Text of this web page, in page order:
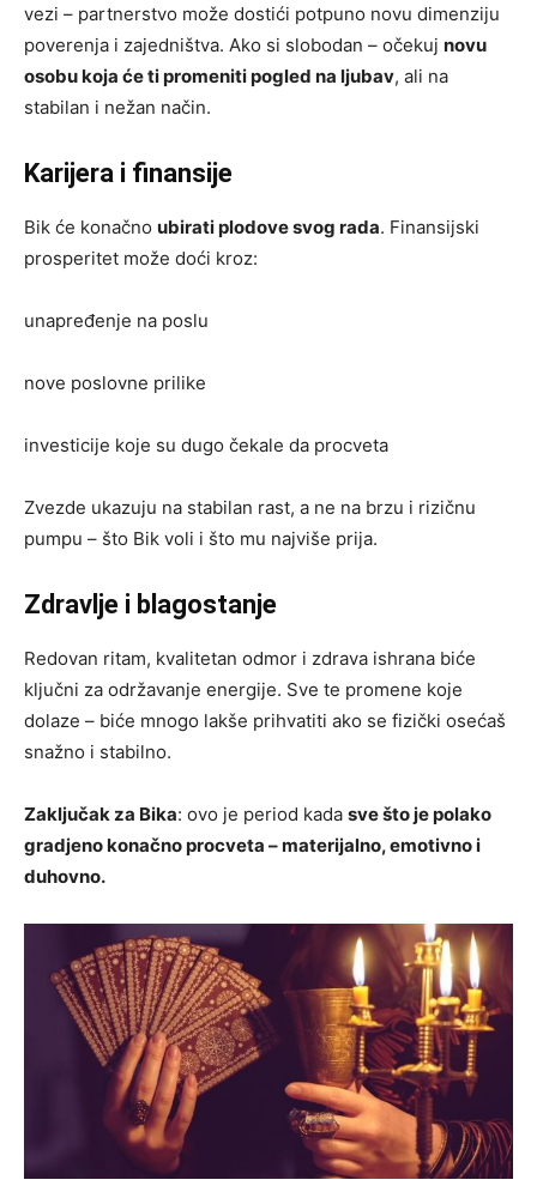
vezi – partnerstvo može dostići potpuno novu dimenziju
poverenja i zajedništva. Ako si slobodan – očekuj novu
osobu koja će ti promeniti pogled na ljubav, ali na
stabilan i nežan način.
Karijera i finansije
Bik će konačno ubirati plodove svog rada. Finansijski
prosperitet može doći kroz:
unapređenje na poslu
nove poslovne prilike
investicije koje su dugo čekale da procveta
Zvezde ukazuju na stabilan rast, a ne na brzu i rizičnu
pumpu – što Bik voli i što mu najviše prija.
Zdravlje i blagostanje
Redovan ritam, kvalitetan odmor i zdrava ishrana biće
ključni za održavanje energije. Sve te promene koje
dolaze – biće mnogo lakše prihvatiti ako se fizički osećaš
snažno i stabilno.
Zaključak za Bika: ovo je period kada sve što je polako
gradjeno konačno procveta – materijalno, emotivno i
duhovno.